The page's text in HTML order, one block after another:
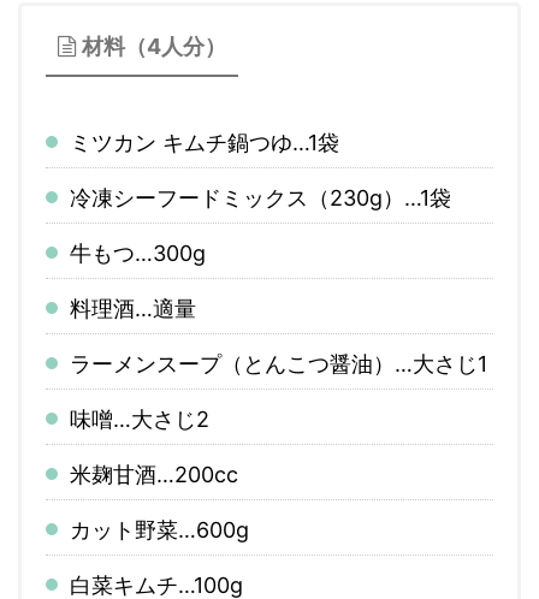
材料（4人分）
ミツカン キムチ鍋つゆ…1袋
冷凍シーフードミックス（230g）…1袋
牛もつ…300g
料理酒…適量
ラーメンスープ（とんこつ醤油）…大さじ1
味噌…大さじ2
米麹甘酒…200cc
カット野菜…600g
白菜キムチ…100g